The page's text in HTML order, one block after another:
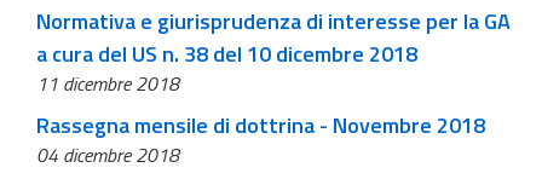
Normativa e giurisprudenza di interesse per la GA
a cura del US n. 38 del 10 dicembre 2018
11 dicembre 2018
Rassegna mensile di dottrina - Novembre 2018
04 dicembre 2018